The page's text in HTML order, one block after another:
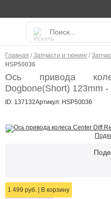
Главная / Запчасти и тюнинг /
HSP50036
Ось привода
Dogbone(Short) 123mm
ID: 137132Артикул: HSP50036
1 499 руб. В корзину